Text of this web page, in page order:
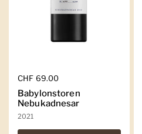
Regulärer Preis
CHF 69.00
Babylonstoren
Nebukadnesar
2021